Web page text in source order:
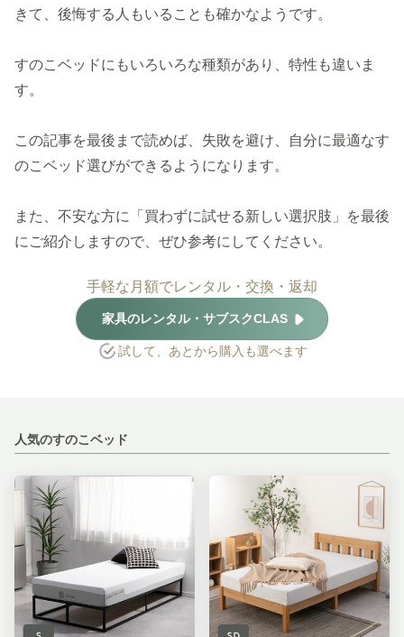
きて、後悔する人もいることも確かなようです。
すのこベッドにもいろいろな種類があり、特性も違いま
す。
この記事を最後まで読めば、失敗を避け、自分に最適なす
のこベッド選びができるようになります。
また、不安な方に「買わずに試せる新しい選択肢」を最後
にご紹介しますので、ぜひ参考にしてください。
手軽な月額でレンタル・交換・返却
家具のレンタル・サブスクCLAS
試して、あとから購入も選べます
人気のすのこベッド